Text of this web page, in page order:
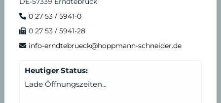
0 27 53 / 5941-0
0 27 53 / 5941-28
info-erndtebrueck@hoppmann-schneider.de
Heutiger Status:
Lade Öffnungszeiten...